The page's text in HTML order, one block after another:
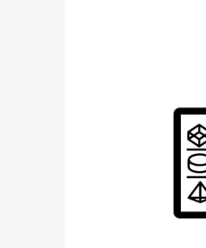
Texte
lassen